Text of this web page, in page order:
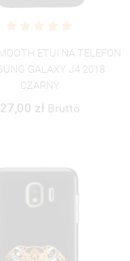
ETUI NA TELEFON
GALAXY J4 2018
CZARNY
27,00 zł Brutto